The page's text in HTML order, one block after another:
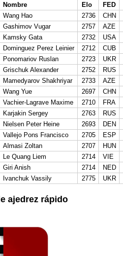
Nombre Elo
FED
Wang Hao 2736
CHN
Gashimov Vugar 2757
AZE
Kamsky Gata 2732
USA
Dominguez Perez Leinier 2712
CUB
Ponomariov Ruslan 2723
UKR
Grischuk Alexander 2752
RUS
Mamedyarov Shakhriyar 2733
AZE
Wang Yue 2697
CHN
Vachier-Lagrave Maxime 2710
FRA
Karjakin Sergey 2763
RUS
Nielsen Peter Heine 2693
DEN
Vallejo Pons Francisco 2705
ESP
Almasi Zoltan 2707
HUN
Le Quang Liem 2714
VIE
Giri Anish 2714
NED
Ivanchuk Vassily 2775 UKR
ajedrez rápido